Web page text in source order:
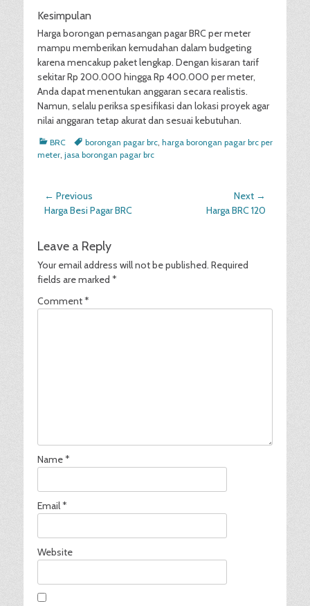
Kesimpulan
Harga borongan pemasangan pagar BRC per meter
mampu memberikan kemudahan dalam budgeting
karena mencakup paket lengkap. Dengan kisaran tarif
sekitar Rp 200.000 hingga Rp 400.000 per meter,
Anda dapat menentukan anggaran secara realistis.
Namun, selalu periksa spesifikasi dan lokasi proyek agar
nilai anggaran tetap akurat dan sesuai kebutuhan.
Categories
BRC Tagsborongan pagar brc, harga borongan pagar brc per
meter, jasa borongan pagar brc
Post
navigation
← Previous
Previous
Harga Besi Pagar BRC
Next →
Harga BRC 120
Leave a Reply
Your email address will not be published. Required
fields are marked *
Comment*
Name*
Email*
Website